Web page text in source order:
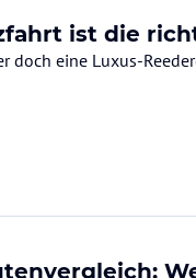
ist die
doch eine Luxus-